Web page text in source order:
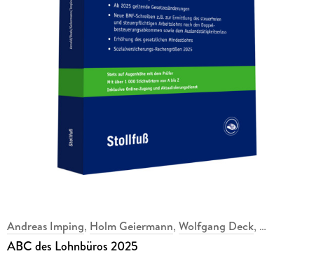
Andreas Imping, Holm Geiermann, Wolfgang Deck,
ABC des Lohnbüros 2025